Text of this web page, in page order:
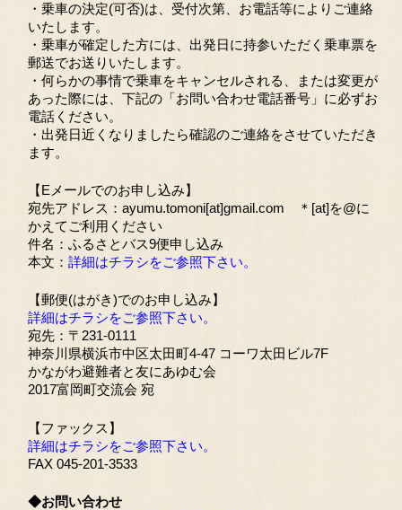
・乗車の決定(可否)は、受付次第、お電話等によりご連絡
いたします。
・乗車が確定した方には、出発日に持参いただく乗車票を
郵送でお送りいたします。
・何らかの事情で乗車をキャンセルされる、または変更が
あった際には、下記の「お問い合わせ電話番号」に必ずお
電話ください。
・出発日近くなりましたら確認のご連絡をさせていただき
ます。
【Eメールでのお申し込み】
宛先アドレス：ayumu.tomoni[at]gmail.com ＊[at]を@に
かえてご利用ください
件名：ふるさとバス9便申し込み
本文：詳細はチラシをご参照下さい。
【郵便(はがき)でのお申し込み】
詳細はチラシをご参照下さい。
宛先：〒231-0111
神奈川県横浜市中区太田町4-47 コーワ太田ビル7F
かながわ避難者と友にあゆむ会
2017富岡町交流会 宛
【ファックス】
詳細はチラシをご参照下さい。
FAX 045-201-3533
◆お問い合わせ